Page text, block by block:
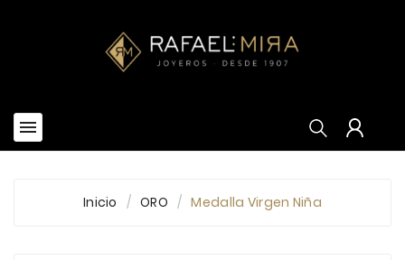


Inicio ORO Medalla Virgen Niña